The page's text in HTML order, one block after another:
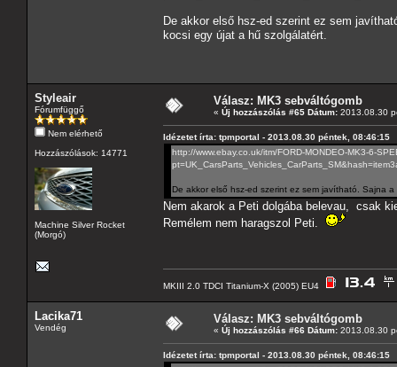
De akkor első hsz-ed szerint ez sem
kocsi egy újat a hű szolgálatért.
Styleair
Fórumfüggő
Nem elérhető
Hozzászólások: 14771
Machine Silver Rocket
(Morgó)
Válasz: MK3 sebváltógomb
« Új hozzászólás #65 Dátum: 2013.08.30
Idézetet írta: tpmportal - 2013.08.30 péntek, 08:46:15
http://www.ebay.co.uk/itm/FORD-MONDEO-MK3-6-
De akkor első hsz-ed szerint ez sem javítható. Sajna
Nem akarok a Peti dolgába belevau, csak
Remélem nem haragszol Peti.
MKIII 2.0 TDCI Titanium-X (2005) EU4
Lacika71
Vendég
Válasz: MK3 sebváltógomb
« Új hozzászólás #66 Dátum: 2013.08.30
Idézetet írta: tpmportal - 2013.08.30 péntek, 08:46:15